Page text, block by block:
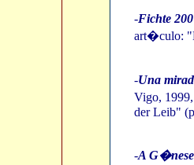
-Fichte
art�culo:
-Una
Vigo,
der Leib"
-A